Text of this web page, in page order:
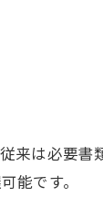
来は必要
能です。